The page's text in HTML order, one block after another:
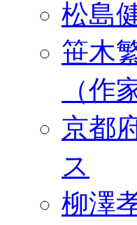
松島
笹木
（作
京都
ス
柳澤